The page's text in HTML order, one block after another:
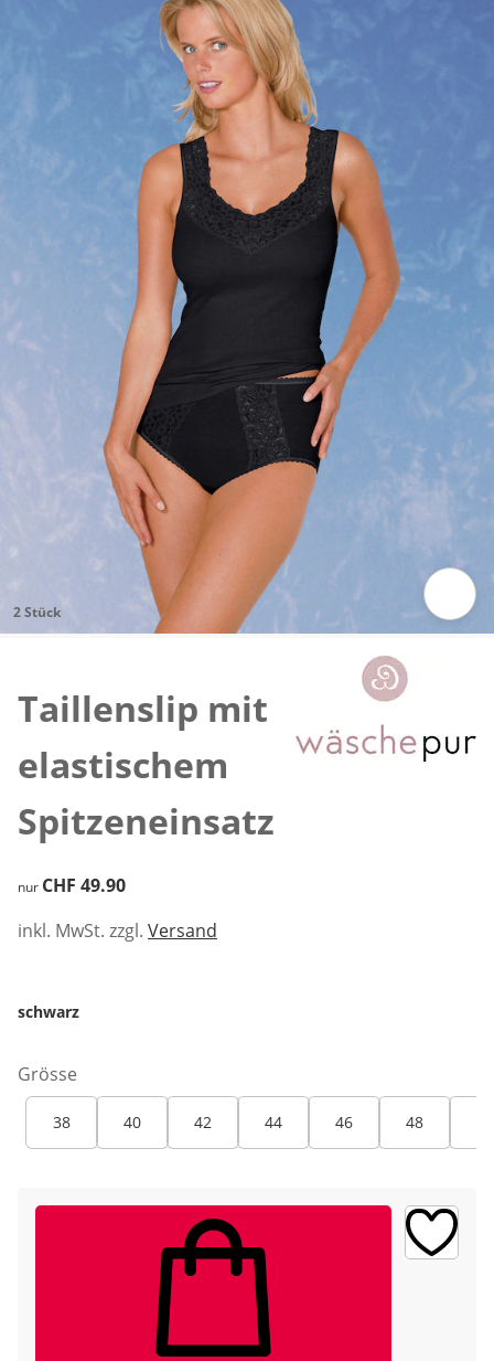
2 Stück
Taillenslip mit
elastischem
Spitzeneinsatz
CHF 49.90
nur CHF 49.90
inkl. MwSt. zzgl. Versand
schwarz
Grösse
38 40 42 44 46 48